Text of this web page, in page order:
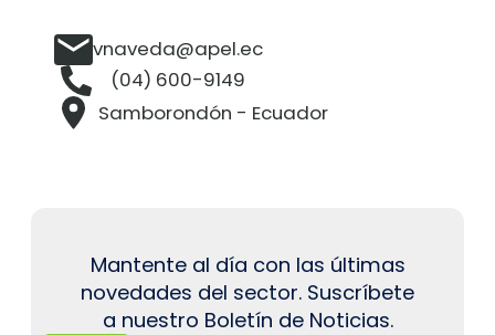
vnaveda@apel.ec
(04) 600-9149
Samborondón - Ecuador
Mantente al día con las últimas
novedades del sector. Suscríbete
a nuestro Boletín de Noticias.